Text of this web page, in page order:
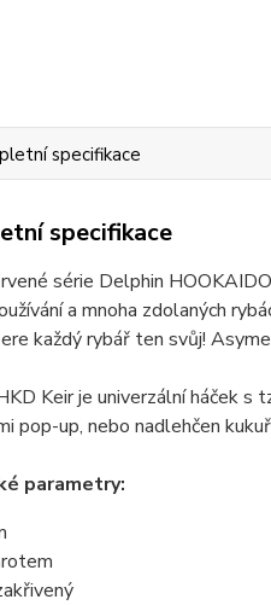
specifikace
specifikace
série Delphin
a mnoha zdolaných
každý rybář ten svůj!
Keir je univerzální háček s
pop-up, nebo nadlehčen
parametry: